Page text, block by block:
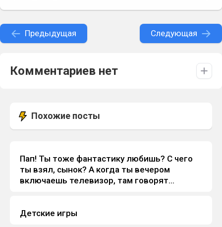
Предыдущая Следующая
Комментариев нет
Похожие посты
Анекдоты
Пап! Ты тоже фантастику любишь? С чего
ты взял, сынок? А когда ты вечером
включаешь телевизор, там говорят...
Детские игры